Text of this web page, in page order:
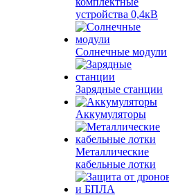
устройства 0,4кВ
Солнечные модули
Зарядные станции
Аккумуляторы
Металлические
кабельные лотки